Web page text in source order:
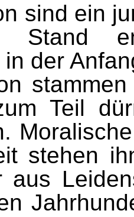
sind ein
Stand
der
Teil
stehen
aus